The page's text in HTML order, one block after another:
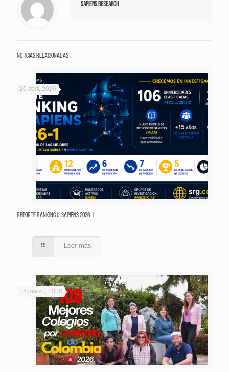
Sapiens Research
Noticias relacionadas
26 abril, 2026
Reporte Ranking U-Sapiens 2026-1
Leer más
15 marzo, 2026